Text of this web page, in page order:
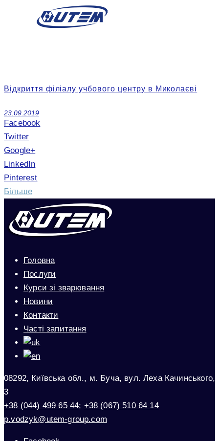
Відкриття філіалу учбового центру в Миколаєві
23.09.2019
Facebook
Twitter
Google+
LinkedIn
Pinterest
Більше
Головна
Послуги
Курси зі зварювання
Новини
Контакти
Часті запитання
08292, Київська обл., м. Буча, вул. Леха Качинського,
3
+38 (044) 499 65 44; +38 (067) 510 64 14
p.vodzyk@utem-group.com